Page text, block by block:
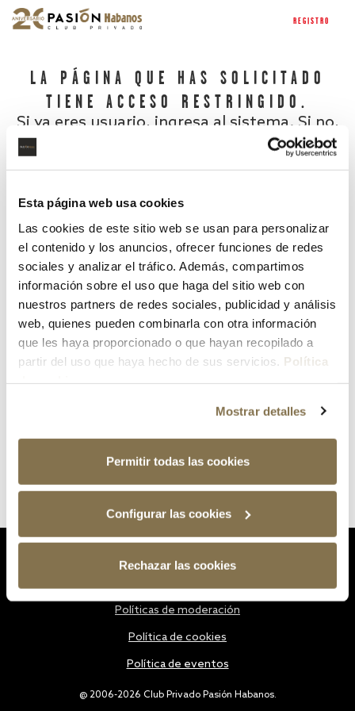
Esta página web usa cookies
Las cookies de este sitio web se usan para personalizar
el contenido y los anuncios, ofrecer funciones de redes
sociales y analizar el tráfico. Además, compartimos
información sobre el uso que haga del sitio web con
nuestros partners de redes sociales, publicidad y análisis
web, quienes pueden combinarla con otra información
que les haya proporcionado o que hayan recopilado a
partir del uso que haya hecho de sus servicios. Política
Mostrar detalles
Permitir todas las cookies
Configurar las cookies
Rechazar las cookies
REGISTRO
LA PÁGINA QUE HAS SOLICITADO
TIENE ACCESO RESTRINGIDO.
Si ya eres usuario, ingresa al sistema. Si no,
¿Has olvidado tu contraseña?
@ 2006-2026 Club Privado Pasión Habanos.
Políticas de moderación
Política de cookies
Política de eventos